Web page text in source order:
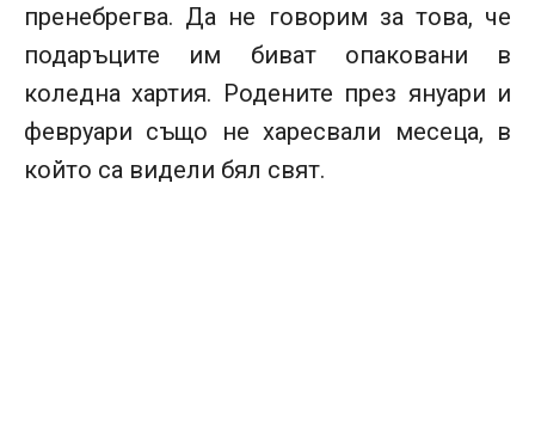
пренебрегва. Да не говорим за това, че
подаръците им биват опаковани в
коледна хартия. Родените през януари и
февруари също не харесвали месеца, в
който са видели бял свят.